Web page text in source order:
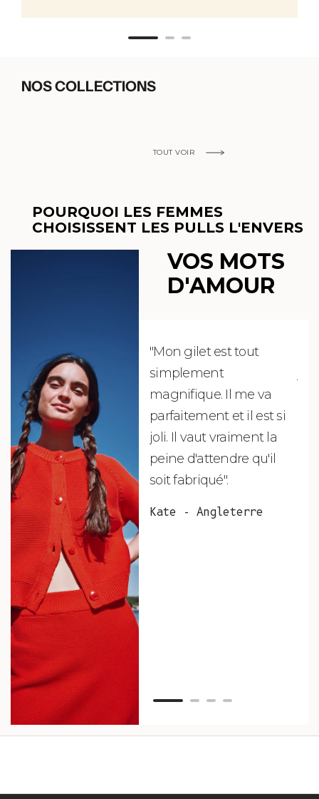
NOS COLLECTIONS
TOUT VOIR
POURQUOI LES FEMMES
CHOISISSENT LES PULLS L'ENVERS
VOS MOTS
D'AMOUR
"Mon gilet est tout
simplement
magnifique. Il me va
parfaitement et il est si
joli. Il vaut vraiment la
peine d'attendre qu'il
soit fabriqué".
Kate - Angleterre